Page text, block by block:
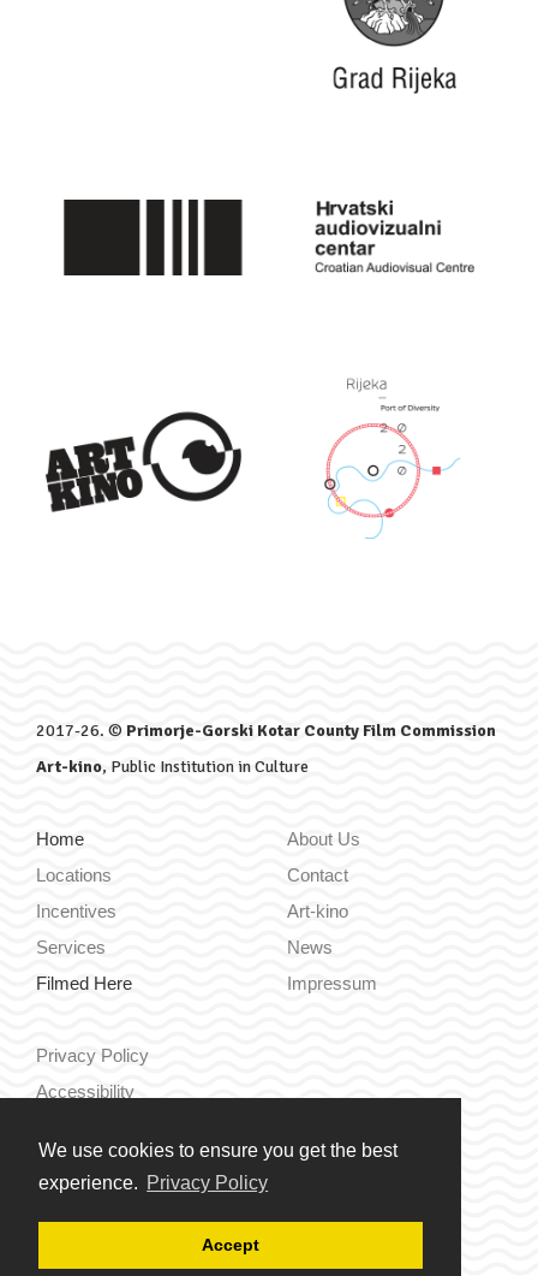
We use cookies to ensure you get the best
experience. Privacy Policy
Accept
2017-26. © Primorje-Gorski Kotar County Film Commission
Art-kino, Public Institution in Culture
Home
Locations
Incentives
Services
Filmed Here
About Us
Contact
Art-kino
News
Impressum
Privacy Policy
Accessibility
Hrvatski
English